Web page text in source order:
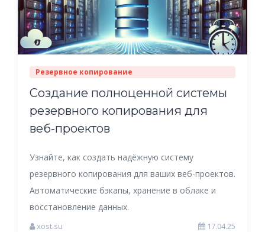
Резервное копирование
Создание полноценной системы
резервного копирования для
веб-проектов
Узнайте, как создать надёжную систему
резервного копирования для ваших веб-проектов.
Автоматические бэкапы, хранение в облаке и
восстановление данных.
xost.su 17.04.25